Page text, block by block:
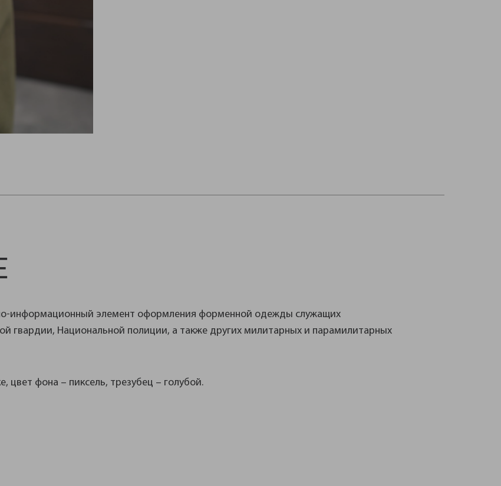
информационный элемент оформления форменной одежды служащих
гвардии, Национальной полиции, а также других милитарных и парамилитарных
цвет фона – пиксель, трезубец – голубой.